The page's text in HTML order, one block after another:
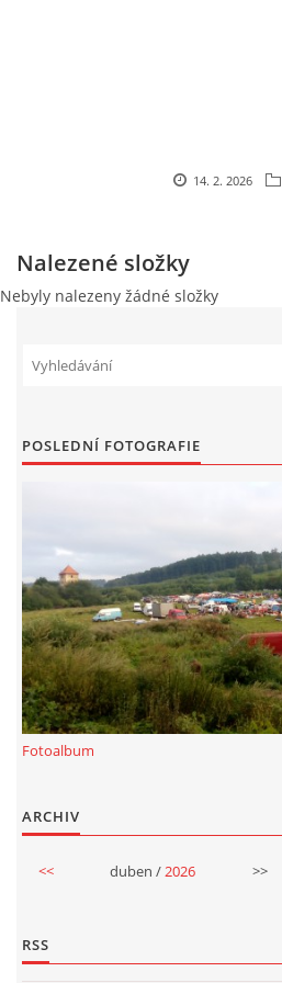
14. 2. 2026
Nalezené složky
Nebyly nalezeny žádné složky
POSLEDNÍ FOTOGRAFIE
Fotoalbum
ARCHIV
<< duben /2026 >>
RSS